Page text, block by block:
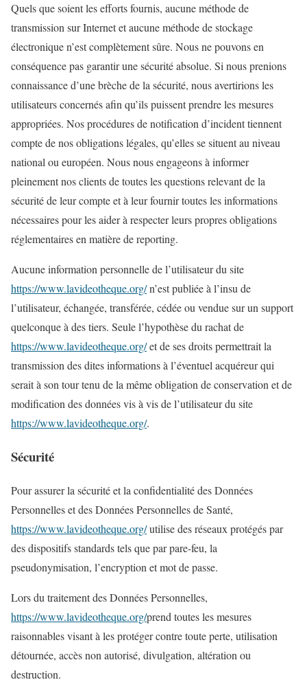
Quels que soient les efforts fournis, aucune méthode de
transmission sur Internet et aucune méthode de stockage
électronique n’est complètement sûre. Nous ne pouvons en
conséquence pas garantir une sécurité absolue. Si nous prenions
connaissance d’une brèche de la sécurité, nous avertirions les
utilisateurs concernés afin qu’ils puissent prendre les mesures
appropriées. Nos procédures de notification d’incident tiennent
compte de nos obligations légales, qu’elles se situent au niveau
national ou européen. Nous nous engageons à informer
pleinement nos clients de toutes les questions relevant de la
sécurité de leur compte et à leur fournir toutes les informations
nécessaires pour les aider à respecter leurs propres obligations
réglementaires en matière de reporting.
Aucune information personnelle de l’utilisateur du site
https://www.lavideotheque.org/n’est publiée à l’insu de
l’utilisateur, échangée, transférée, cédée ou vendue sur un support
quelconque à des tiers. Seule l’hypothèse du rachat de
https://www.lavideotheque.org/et de ses droits permettrait la
transmission des dites informations à l’éventuel acquéreur qui
serait à son tour tenu de la même obligation de conservation et de
modification des données vis à vis de l’utilisateur du site
https://www.lavideotheque.org/.
Sécurité
Pour assurer la sécurité et la confidentialité des Données
Personnelles et des Données Personnelles de Santé,
https://www.lavideotheque.org/utilise des réseaux protégés par
des dispositifs standards tels que par pare-feu, la
pseudonymisation, l’encryption et mot de passe.
Lors du traitement des Données Personnelles,
https://www.lavideotheque.org/prend toutes les mesures
raisonnables visant à les protéger contre toute perte, utilisation
détournée, accès non autorisé, divulgation, altération ou
destruction.